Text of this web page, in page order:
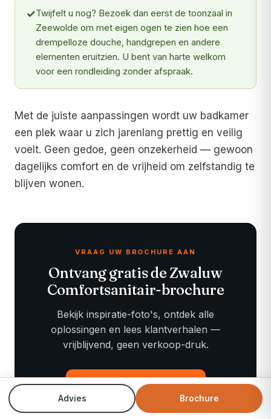
Advies Brochure
✓Twijfelt u nog? Bezoek dan eerst de toonzaal in
Zeewolde om met eigen ogen te zien hoe een
drempelloze douche, handgrepen en andere
elementen eruitzien. U bent van harte welkom
voor een rondleiding zonder afspraak.
Met de juiste aanpassingen wordt uw badkamer
een plek waar u zich jarenlang prettig en veilig
voelt. Geen gedoe, geen onzekerheid — gewoon
dagelijks comfort en de vrijheid om zelfstandig te
blijven wonen.
VRAAG UW BROCHURE AAN
Ontvang gratis deZwaluw
Comfortsanitair-brochure
Bekijk inspiratie-foto's, ontdek alle
oplossingen en lees klantverhalen —
vrijblijvend, geen verkoop-druk.
Vraag brochure aan →